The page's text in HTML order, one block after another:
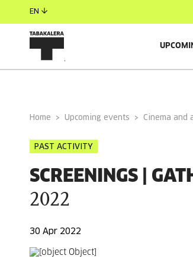
EN
Home Upcoming events Cinema and
PAST ACTIVITY
SCREENINGS |
2022
30 Apr 2022